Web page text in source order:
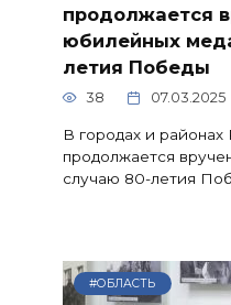
продолжается
юбилейных
летия Победы
38 07.03.2025
В городах и районах
продолжается
случаю 80-летия
#ОБЛАСТЬ